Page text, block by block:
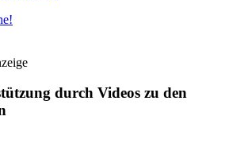
durch Videos zu den